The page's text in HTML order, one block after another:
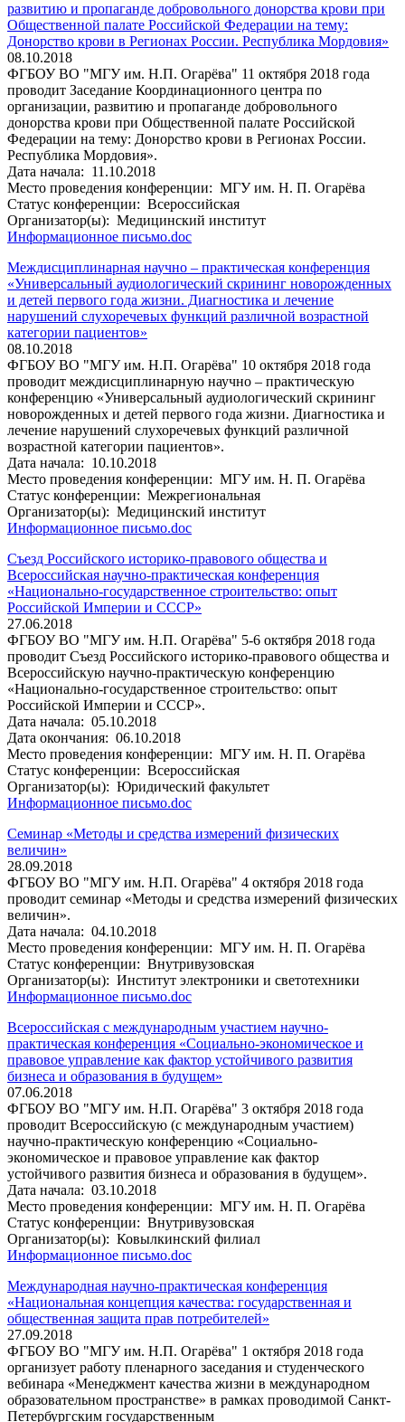
развитию и пропаганде добровольного донорства крови при
Общественной палате Российской Федерации на тему:
Донорство крови в Регионах России. Республика Мордовия»
08.10.2018
ФГБОУ ВО "МГУ им. Н.П. Огарёва" 11 октября 2018 года
проводит Заседание Координационного центра по
организации, развитию и пропаганде добровольного
донорства крови при Общественной палате Российской
Федерации на тему: Донорство крови в Регионах России.
Республика Мордовия».
Дата начала: 11.10.2018
Место проведения конференции: МГУ им. Н. П. Огарёва
Статус конференции: Всероссийская
Организатор(ы): Медицинский институт
Информационное письмо.doc
Междисциплинарная научно – практическая конференция
«Универсальный аудиологический скрининг новорожденных
и детей первого года жизни. Диагностика и лечение
нарушений слухоречевых функций различной возрастной
категории пациентов»
08.10.2018
ФГБОУ ВО "МГУ им. Н.П. Огарёва" 10 октября 2018 года
проводит междисциплинарную научно – практическую
конференцию «Универсальный аудиологический скрининг
новорожденных и детей первого года жизни. Диагностика и
лечение нарушений слухоречевых функций различной
возрастной категории пациентов».
Дата начала: 10.10.2018
Место проведения конференции: МГУ им. Н. П. Огарёва
Статус конференции: Межрегиональная
Организатор(ы): Медицинский институт
Информационное письмо.doc
Съезд Российского историко-правового общества и
Всероссийская научно-практическая конференция
«Национально-государственное строительство: опыт
Российской Империи и СССР»
27.06.2018
ФГБОУ ВО "МГУ им. Н.П. Огарёва" 5-6 октября 2018 года
проводит Съезд Российского историко-правового общества и
Всероссийскую научно-практическую конференцию
«Национально-государственное строительство: опыт
Российской Империи и СССР».
Дата начала: 05.10.2018
Дата окончания: 06.10.2018
Место проведения конференции: МГУ им. Н. П. Огарёва
Статус конференции: Всероссийская
Организатор(ы): Юридический факультет
Информационное письмо.doc
Семинар «Методы и средства измерений физических
величин»
28.09.2018
ФГБОУ ВО "МГУ им. Н.П. Огарёва" 4 октября 2018 года
проводит семинар «Методы и средства измерений физических
величин».
Дата начала: 04.10.2018
Место проведения конференции: МГУ им. Н. П. Огарёва
Статус конференции: Внутривузовская
Организатор(ы): Институт электроники и светотехники
Информационное письмо.doc
Всероссийская с международным участием научно-
практическая конференция «Социально-экономическое и
правовое управление как фактор устойчивого развития
бизнеса и образования в будущем»
07.06.2018
ФГБОУ ВО "МГУ им. Н.П. Огарёва" 3 октября 2018 года
проводит Всероссийскую (с международным участием)
научно-практическую конференцию «Социально-
экономическое и правовое управление как фактор
устойчивого развития бизнеса и образования в будущем».
Дата начала: 03.10.2018
Место проведения конференции: МГУ им. Н. П. Огарёва
Статус конференции: Внутривузовская
Организатор(ы): Ковылкинский филиал
Информационное письмо.doc
Международная научно-практическая конференция
«Национальная концепция качества: государственная и
общественная защита прав потребителей»
27.09.2018
ФГБОУ ВО "МГУ им. Н.П. Огарёва" 1 октября 2018 года
организует работу пленарного заседания и студенческого
вебинара «Менеджмент качества жизни в международном
образовательном пространстве» в рамках проводимой Санкт-
Петербургским государственным